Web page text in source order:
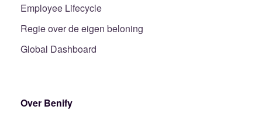
Employee Lifecycle
Regie over de eigen beloning
Global Dashboard
Over Benify